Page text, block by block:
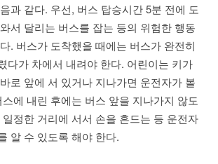
과 같다. 우선, 버스 탑승시간 5분 전에 도
서 달리는 버스를 잡는 등의 위험한 행동
. 버스가 도착했을 때에는 버스가 완전히
다가 차에서 내려야 한다. 어린이는 키가
로 앞에 서 있거나 지나가면 운전자가 볼
에 내린 후에는 버스 앞을 지나가지 않도
정한 거리에 서서 손을 흔드는 등 운전자
알 수 있도록 해야 한다.